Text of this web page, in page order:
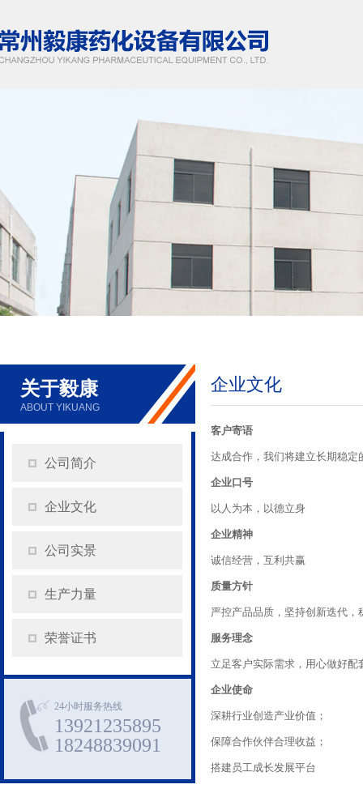
关于毅康
ABOUT YIKUANG
公司简介
企业文化
公司实景
生产力量
荣誉证书
24小时服务热线
13921235895
18248839091
企业文化
客户寄语
达成合作，我们将建立长期稳
企业口号
以人为本，以德立身
企业精神
诚信经营，互利共赢
质量方针
严控产品品质，坚持创新迭代，
服务理念
立足客户实际需求，用心做好配
企业使命
深耕行业创造产业价值；
保障合作伙伴合理收益；
搭建员工成长发展平台